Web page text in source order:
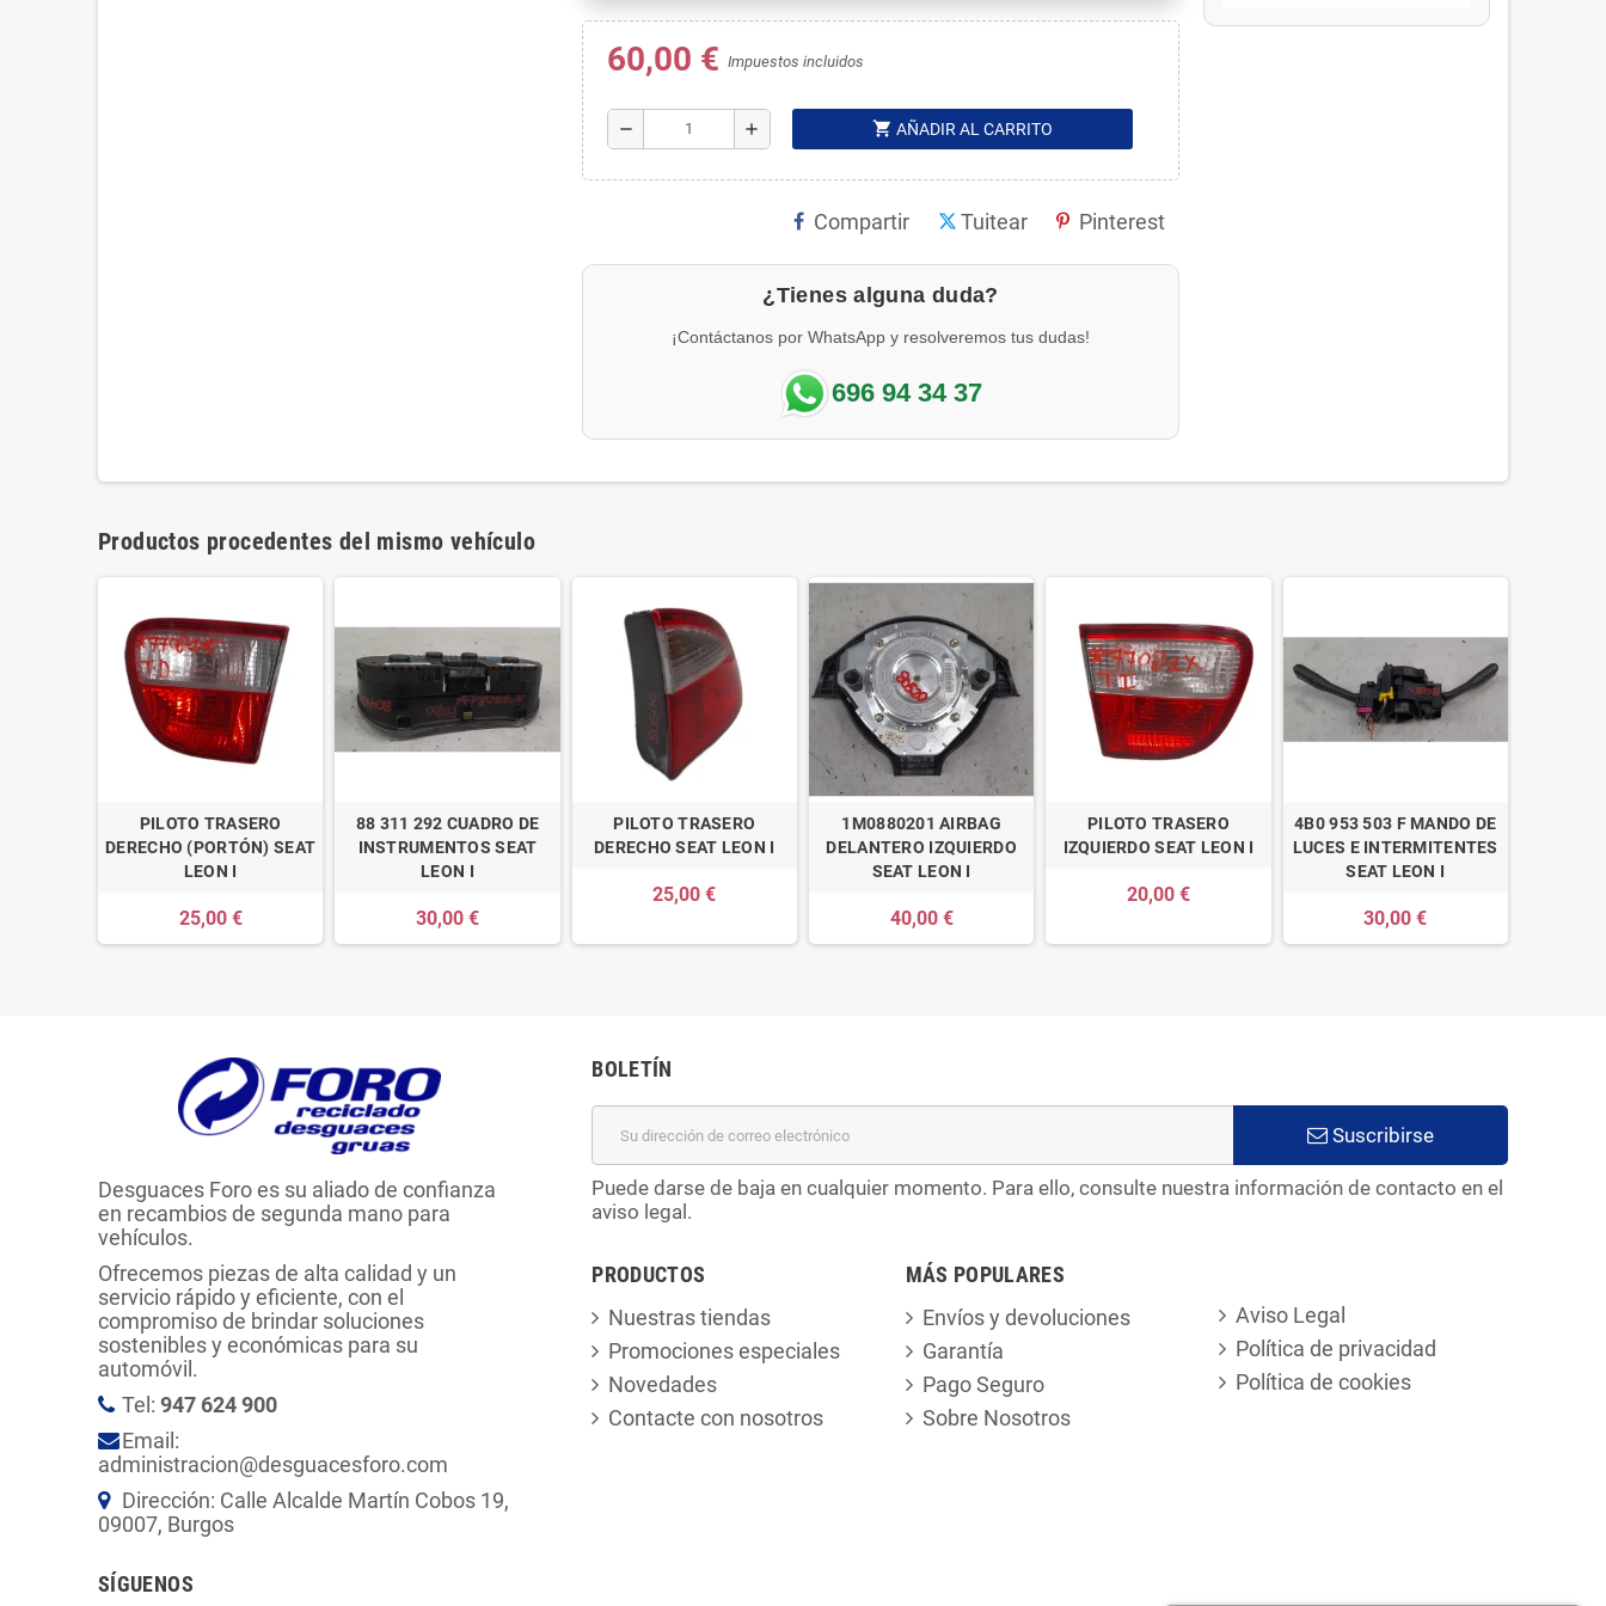
60,00 € Impuestos incluidos
remove add shopping_cart AÑADIR AL CARRITO
Compartir Tuitear Pinterest
¿Tienes alguna duda?
¡Contáctanos por WhatsApp y resolveremos tus dudas!
696 94 34 37
Productos procedentes del mismo vehículo
PILOTO TRASERO
DERECHO (PORTÓN) SEAT
LEON I
25,00 €
88 311 292 CUADRO DE
INSTRUMENTOS SEAT
LEON I
30,00 €
PILOTO TRASERO
DERECHO SEAT LEON I
25,00 €
1M0880201 AIRBAG
DELANTERO IZQUIERDO
SEAT LEON I
40,00 €
PILOTO TRASERO
IZQUIERDO SEAT LEON I
20,00 €
4B0 953 503 F MANDO DE
LUCES E INTERMITENTES
SEAT LEON I
30,00 €
Desguaces Foro es su aliado de confianza
en recambios de segunda mano para
vehículos.
Ofrecemos piezas de alta calidad y un
servicio rápido y eficiente, con el
compromiso de brindar soluciones
sostenibles y económicas para su
automóvil.
Tel: 947 624 900
Email:
administracion@desguacesforo.com
Dirección: Calle Alcalde Martín Cobos 19,
09007, Burgos
SÍGUENOS
BOLETÍN
Suscribirse
Puede darse de baja en cualquier momento. Para ello, consulte nuestra información de contacto en el
aviso legal.
PRODUCTOS
Nuestras tiendas
Promociones especiales
Novedades
Contacte con nosotros
MÁS POPULARES
Envíos y devoluciones
Garantía
Pago Seguro
Sobre Nosotros
Aviso Legal
Política de privacidad
Política de cookies